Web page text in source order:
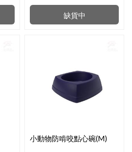
缺貨中
小動物防啃咬點心碗(M)